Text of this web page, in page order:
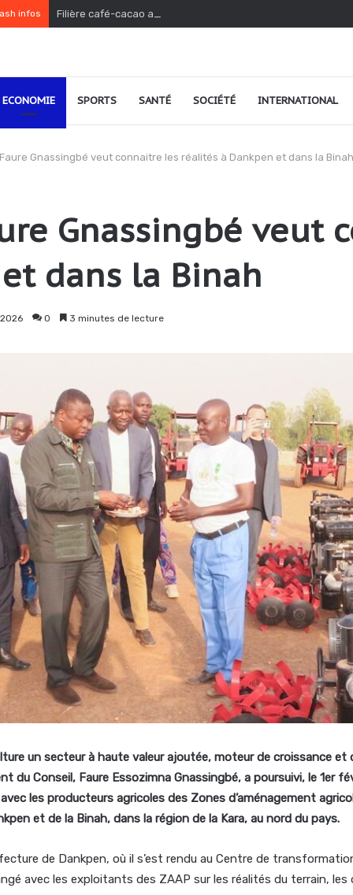
infos Filière café-cacao au Togo : une relance fondée sur le
ECONOMIE SPORTS SANTÉ SOCIÉTÉ INTERNATIONAL
Faure Gnassingbé veut connaitre les réalités à Dankpen et dans la Binah
Gnassingbé
dans la Binah
0 3 minutes de lecture
un secteur à haute valeur ajoutée, moteur de croissance et
du Conseil, Faure Essozimna Gnassingbé, a poursuivi, le 1er
les producteurs agricoles des Zones d’aménagement
et de la Binah, dans la région de la Kara, au nord du pays.
de Dankpen, où il s’est rendu au Centre de
avec les exploitants des ZAAP sur les réalités du terrain, les